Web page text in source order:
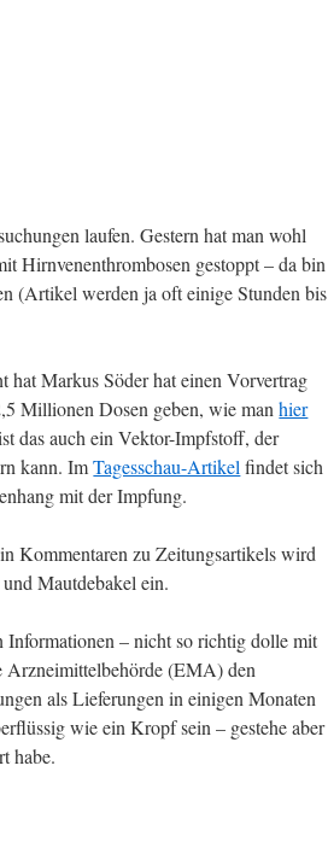
laufen. Gestern hat man wohl
Hirnvenenthrombosen gestoppt – da bin
(Artikel werden ja oft einige Stunden bis
hat Markus Söder hat einen Vorvertrag
Millionen Dosen geben, wie manhier
das auch ein Vektor-Impfstoff, der
kann. ImTagesschau-Artikel findet sich
mit der Impfung.
Kommentaren zu Zeitungsartikels wird
Mautdebakel ein.
Informationen – nicht so richtig dolle mit
Arzneimittelbehörde (EMA) den
als Lieferungen in einigen Monaten
wie ein Kropf sein – gestehe aber
habe.